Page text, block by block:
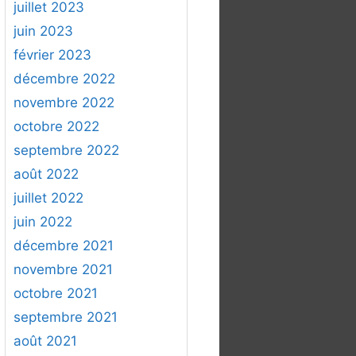
juillet 2023
juin 2023
février 2023
décembre 2022
novembre 2022
octobre 2022
septembre 2022
août 2022
juillet 2022
juin 2022
décembre 2021
novembre 2021
octobre 2021
septembre 2021
août 2021